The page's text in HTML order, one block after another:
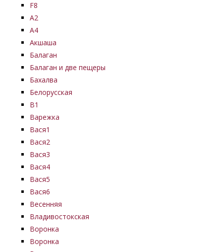
F8
А2
А4
Акшаша
Балаган
Балаган и две пещеры
Бахалва
Белорусская
В1
Варежка
Вася1
Вася2
Вася3
Вася4
Вася5
Вася6
Весенняя
Владивостокская
Воронка
Воронка